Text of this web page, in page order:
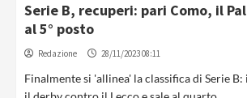
Serie B, recuperi: pari Como, il
al 5° posto
Redazione 28/11/2023 08:11
Finalmente si 'allinea' la classifica di Serie